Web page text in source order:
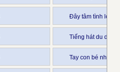
Đây tâm tình lòng
Tiếng hát du
Tay con bé nhỏ